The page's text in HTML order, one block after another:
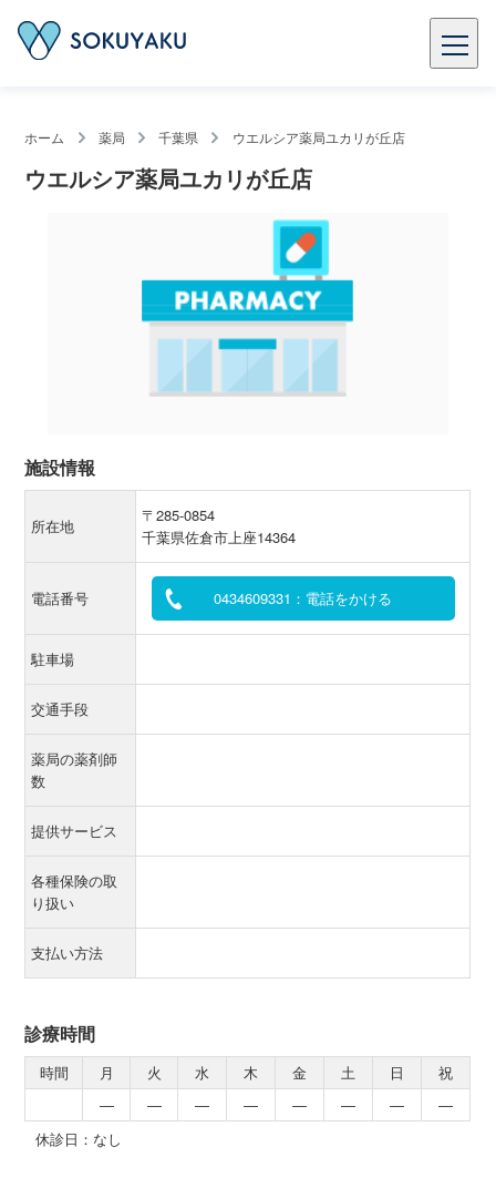
ホーム 薬局 千葉県 ウエルシア薬局ユカリが丘店
ウエルシア薬局ユカリが丘店
施設情報
所在地
〒285-0854
千葉県佐倉市上座14364
電話番号 0434609331：電話をかける
駐車場
交通手段
薬局の薬剤師
数
提供サービス
各種保険の取
り扱い
支払い方法
診療時間
時間 月 火 水 木 金 土 日
祝
―
― ― ― ― ― ―
―
休診日：なし